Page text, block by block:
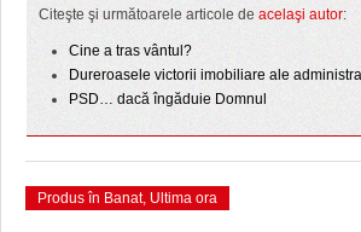
Citeşte şi următoarele articole de acelaşi autor:
Cine a tras vântul?
Dureroasele victorii imobiliare ale
PSD… dacă îngăduie Domnul
Produs în Banat, Ultima ora